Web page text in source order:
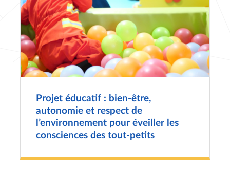
Projet éducatif : bien-être,
autonomie et respect de
l’environnement pour éveiller les
consciences des tout-petits